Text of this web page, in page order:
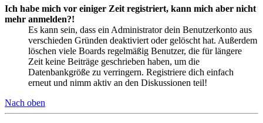
Ich habe mich vor einiger Zeit registriert, kann mich aber nicht
mehr anmelden?!
Es kann sein, dass ein Administrator dein Benutzerkonto aus
verschieden Gründen deaktiviert oder gelöscht hat. Außerdem
löschen viele Boards regelmäßig Benutzer, die für längere
Zeit keine Beiträge geschrieben haben, um die
Datenbankgröße zu verringern. Registriere dich einfach
erneut und nimm aktiv an den Diskussionen teil!
Nach oben